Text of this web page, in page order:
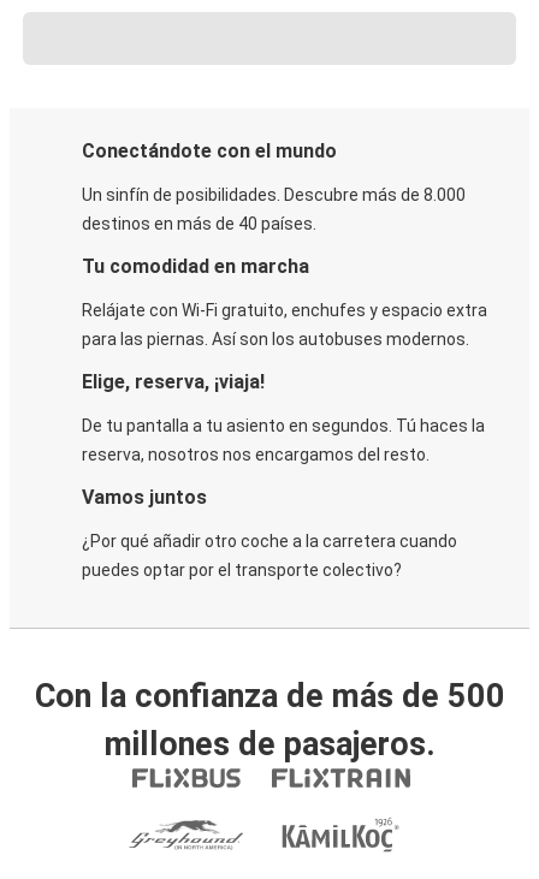
Conectándote con el mundo
Un sinfín de posibilidades. Descubre más de 8.000
destinos en más de 40 países.
Tu comodidad en marcha
Relájate con Wi-Fi gratuito, enchufes y espacio extra
para las piernas. Así son los autobuses modernos.
Elige, reserva, ¡viaja!
De tu pantalla a tu asiento en segundos. Tú haces la
reserva, nosotros nos encargamos del resto.
Vamos juntos
¿Por qué añadir otro coche a la carretera cuando
puedes optar por el transporte colectivo?
Con la confianza de más de 500
millones de pasajeros.